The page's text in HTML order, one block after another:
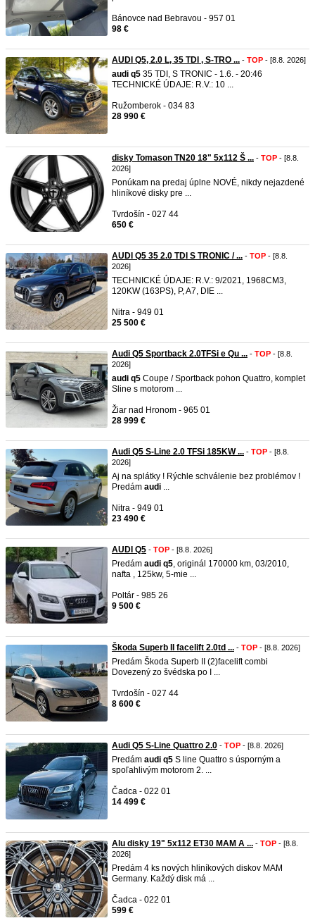
Bánovce nad Bebravou - 957 01
98 €
AUDI Q5, 2.0 L, 35 TDI , S-TRO ... - TOP - [8.8. 2026]
audi q5 35 TDI, S TRONIC - 1.6. - 20:46
TECHNICKÉ ÚDAJE: R.V.: 10 ...
Ružomberok - 034 83
28 990 €
disky Tomason TN20 18" 5x112 Š ... - TOP - [8.8.
2026]
Ponúkam na predaj úplne NOVÉ, nikdy nejazdené
hliníkové disky pre ...
Tvrdošín - 027 44
650 €
AUDI Q5 35 2.0 TDI S TRONIC / ... - TOP - [8.8.
2026]
TECHNICKÉ ÚDAJE: R.V.: 9/2021, 1968CM3,
120KW (163PS), P, A7, DIE ...
Nitra - 949 01
25 500 €
Audi Q5 Sportback 2.0TFSi e Qu ... - TOP - [8.8.
2026]
audi q5 Coupe / Sportback pohon Quattro, komplet
Sline s motorom ...
Žiar nad Hronom - 965 01
28 999 €
Audi Q5 S-Line 2.0 TFSi 185KW ... - TOP - [8.8.
2026]
Aj na splátky ! Rýchle schválenie bez problémov !
Predám audi ...
Nitra - 949 01
23 490 €
AUDI Q5 - TOP - [8.8. 2026]
Predám audi q5, originál 170000 km, 03/2010,
nafta , 125kw, 5-mie ...
Poltár - 985 26
9 500 €
Škoda Superb II facelift 2.0td ... - TOP - [8.8. 2026]
Predám Škoda Superb II (2)facelift combi
Dovezený zo švédska po I ...
Tvrdošín - 027 44
8 600 €
Audi Q5 S-Line Quattro 2.0 - TOP - [8.8. 2026]
Predám audi q5 S line Quattro s úsporným a
spoľahlivým motorom 2. ...
Čadca - 022 01
14 499 €
Alu disky 19" 5x112 ET30 MAM A ... - TOP - [8.8.
2026]
Predám 4 ks nových hliníkových diskov MAM
Germany. Každý disk má ...
Čadca - 022 01
599 €